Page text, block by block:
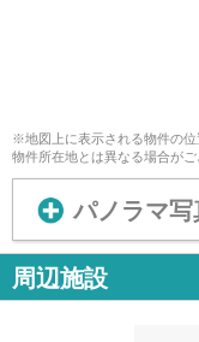
※地図上に表示される物件の
物件所在地とは異なる場合がご
パノラマ
周辺施設